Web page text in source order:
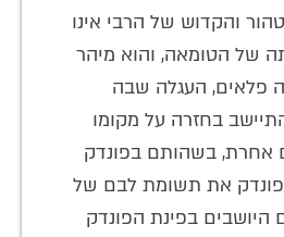
והקדוש של הרבי אינו
של הטומאה, והוא מיהר
פלאים, העגלה שבה
בחזרה על מקומו
אחרת, בשהותם בפונדק
את תשומת לבם של
היושבים בפינת הפונדק